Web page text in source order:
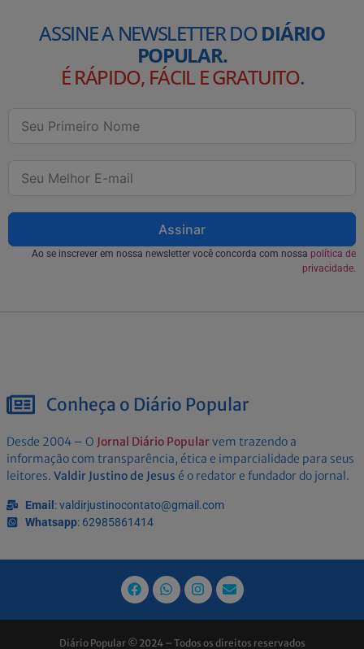
ASSINE A NEWSLETTER DODIÁRIO
POPULAR.
É RÁPIDO, FÁCIL E GRATUITO.
Assinar
Ao se inscrever em nossa newsletter você concorda com nossa política de
privacidade.
Conheça o Diário Popular
Desde 2004 – O Jornal Diário Popularvem trazendo a
informação com transparência, ética e imparcialidade para seus
leitores. Valdir Justino de Jesus é o redator e fundador do jornal.
Email : valdirjustinocontato@gmail.com
Whatsapp: 62985861414
Diário Popular © 2024 – Todos os direitos reservados